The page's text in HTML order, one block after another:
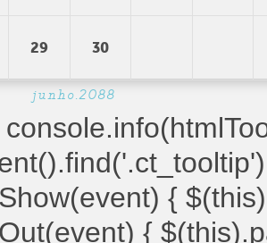
29 30
junho.2088
{
{